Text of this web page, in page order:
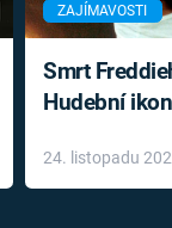
ZAJÍMAVOSTI
Smrt
Hudební
léky
24. listopadu